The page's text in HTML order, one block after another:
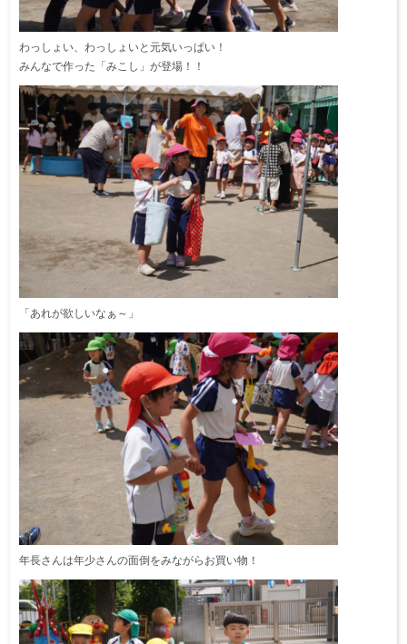
わっしょい、わっしょいと元気いっぱい！
みんなで作った「みこし」が登場！！
「あれが欲しいなぁ～」
年長さんは年少さんの面倒をみながらお買い物！